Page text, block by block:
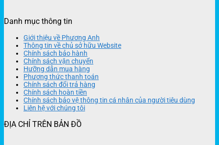
Danh mục thông tin
Giới thiệu về Phương Anh
Thông tin về chủ sở hữu Website
Chính sách bảo hành
Chính sách vận chuyển
Hưỡng dẫn mua hàng
Phương thức thanh toán
Chính sách đổi trả hàng
Chính sách hoàn tiền
Chính sách bảo vệ thông tin cá nhân của người tiêu dùng
Liên hệ với chúng tôi
ĐỊA CHỈ TRÊN BẢN ĐỒ